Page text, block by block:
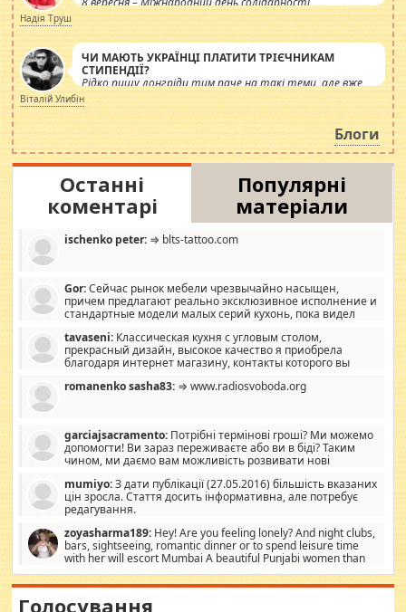
журналістів.
Надія Труш
ЧИ МАЮТЬ УКРАЇНЦІ ПЛАТИТИ ТРІЄЧНИКАМ
СТИПЕНДІЇ?
Рідко пишу лонгріди тим паче на такі теми, але вже
просто дістало! Обурюють сьогоднішні інсенуації
навколо стипендіального питання. Штучно
роздувається ще одна соціальна катастрофа.
Віталій Улибін
Блоги
Останні
коментарі
Популярні
матеріали
ischenko peter: ⇒ blts-tattoo.com
Gor:Сейчас рынок мебели чрезвычайно насыщен,
причем предлагают реально эксклюзивное исполнение и
стандартные модели малых серий кухонь, пока видел
стандартные формы, в MebelOk, креативненько и что главное -
со вкусом все в порядке, без ненужных наворотов удорожающих
мебель, а это не последний фактор.
tavaseni: Классическая кухня с угловым столом,
прекрасный дизайн, высокое качество я приобрела
благодаря интернет магазину, контакты которого вы
romanenko sasha83: ⇒ www.radiosvoboda.org
garciajsacramento: Потрібні термінові гроші? Ми можемо
допомогти! Ви зараз переживаєте або ви в біді? Таким
чином, ми даємо вам можливість розвивати нові
допомагати людям, які намагаються дати їм шанс. Кожен
заслуговує на другий шанс, і, оскільки влада не зможе, вони
повинні приймати від інших. Для нас нема багато суми, і зрілість
витрат, а тільки узгоджених сум і нічого іншого. Не чекайте і не
коментуйте цей пост. Введіть суму, яку ви хочете подати, і ми
зв'яжемося з вами з усіма варіантами. зв'яжіться з нами
сьогодні на garciajsacramento@gmail.com Вам потрібні термінові
гроші? Ми можемо допомогти!
mumiyo:З дати публікації (27.05.2016) більшість вказаних
цін зросла. Стаття досить інформативна, але потребує
редагування.
zoyasharma189: Hey! Are you feeling lonely? And night clubs,
bars, sightseeing, romantic dinner or to spend leisure time
with her will escort Mumbai A beautiful Punjabi women than
sexy escort companion in arms that you guys feel like 5 star luxury
hotel had to spend the night in their search for loved solitaire free
woman "Love Solitaire" beautiful figure and shapely body shapes.
Голосування